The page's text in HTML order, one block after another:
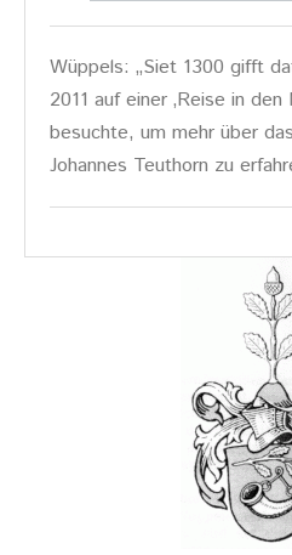
Wüppels: „Siet 1300 gifft
2011 auf einer ‚Reise in den
besuchte, um mehr über
Johannes Teuthorn zu